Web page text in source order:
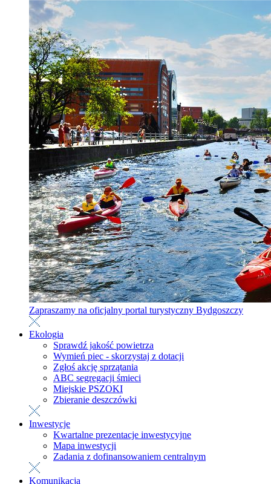
Zapraszamy na oficjalny portal turystyczny Bydgoszczy
Ekologia
Sprawdź jakość powietrza
Wymień piec - skorzystaj z dotacji
Zgłoś akcję sprzątania
ABC segregacji śmieci
Miejskie PSZOKI
Zbieranie deszczówki
Inwestycje
Kwartalne prezentacje inwestycyjne
Mapa inwestycji
Zadania z dofinansowaniem centralnym
Komunikacja